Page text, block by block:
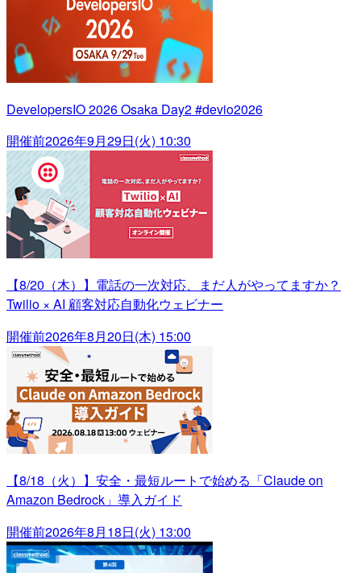
DevelopersIO 2026 Osaka Day2 #devio2026
開催前2026年9月29日(火) 10:30
【8/20（木）】電話の一次対応、まだ人がやってますか？
Twilio × AI 顧客対応自動化ウェビナー
開催前2026年8月20日(木) 15:00
【8/18（火）】安全・最短ルートで始める「Claude on
Amazon Bedrock」導入ガイド
開催前2026年8月18日(火) 13:00